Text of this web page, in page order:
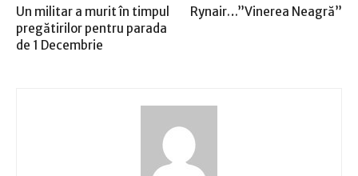
Un militar a murit în timpul
pregătirilor pentru parada
de 1 Decembrie
Rynair…”Vinerea Neagră”